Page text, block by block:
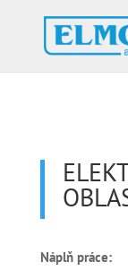
Náplň práce: